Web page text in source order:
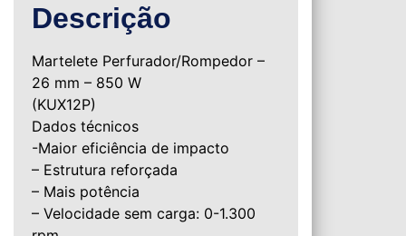
Descrição
Martelete Perfurador/Rompedor –
26 mm – 850 W
(KUX12P)
Dados técnicos
-Maior eficiência de impacto
– Estrutura reforçada
– Mais potência
– Velocidade sem carga: 0-1.300